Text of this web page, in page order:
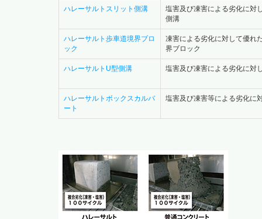
ハレーサルトスリット側溝
塩害及び凍害による劣化に対
側溝
ハレーサルト歩車道境界ブロ
ック
凍害による劣化に対して優れ
界ブロック
ハレーサルトU型側溝 塩害及び凍害による劣化に対
ハレーサルトボックスカルバ
ート
塩害及び凍害等による劣化に